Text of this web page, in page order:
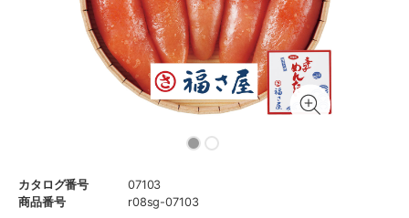
カタログ番号
07103
商品番号
r08sg-07103